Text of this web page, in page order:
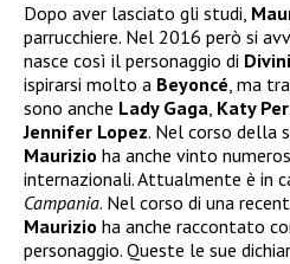
Dopo aver lasciato gli studi,
parrucchiere. Nel 2016 però si
nasce così il personaggio di
ispirarsi molto a Beyoncé, ma
sono anche Lady Gaga, Katy
Jennifer Lopez. Nel corso della
Maurizio ha anche vinto
internazionali. Attualmente è in
Campania. Nel corso di una
Maurizio ha anche raccontato
personaggio. Queste le sue